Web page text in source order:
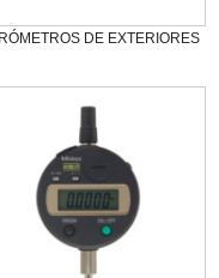
DE EXTERIORES